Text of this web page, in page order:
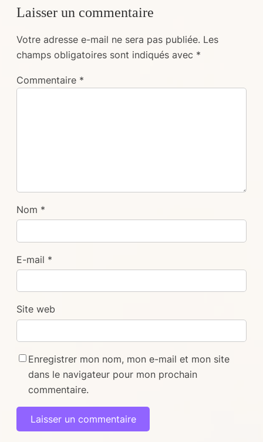
Laisser un commentaire
Votre adresse e-mail ne sera pas publiée. Les
champs obligatoires sont indiqués avec *
Commentaire *
Nom *
E-mail *
Site web
Enregistrer mon nom, mon e-mail et mon site
dans le navigateur pour mon prochain
commentaire.